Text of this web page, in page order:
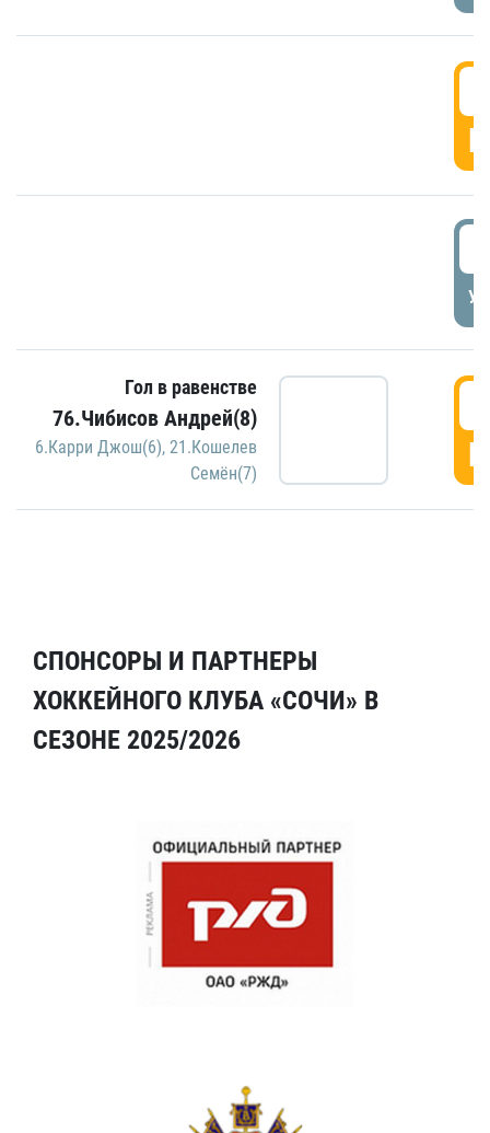
Гол в равенстве
76.Чибисов Андрей(8)
6.Карри Джош(6), 21.Кошелев
Семён(7)
СПОНСОРЫ И ПАРТНЕРЫ
ХОККЕЙНОГО КЛУБА «СОЧИ» В
СЕЗОНЕ 2025/2026